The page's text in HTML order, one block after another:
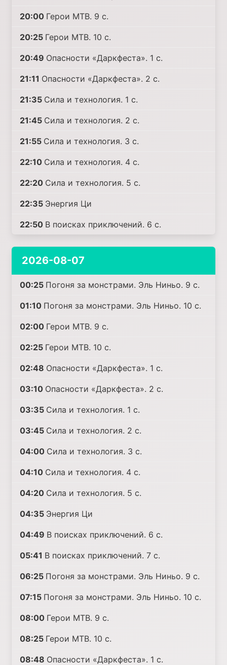
20:00 Герои MTB. 9 с.
20:25 Герои MTB. 10 с.
20:49 Опасности «Даркфеста». 1 с.
21:11 Опасности «Даркфеста». 2 с.
21:35 Сила и технология. 1 с.
21:45 Сила и технология. 2 с.
21:55 Сила и технология. 3 с.
22:10 Сила и технология. 4 с.
22:20 Сила и технология. 5 с.
22:35 Энергия Ци
22:50 В поисках приключений. 6 с.
2026-08-07
00:25 Погоня за монстрами. Эль Ниньо. 9 с.
01:10 Погоня за монстрами. Эль Ниньо. 10 с.
02:00 Герои MTB. 9 с.
02:25 Герои MTB. 10 с.
02:48 Опасности «Даркфеста». 1 с.
03:10 Опасности «Даркфеста». 2 с.
03:35 Сила и технология. 1 с.
03:45 Сила и технология. 2 с.
04:00 Сила и технология. 3 с.
04:10 Сила и технология. 4 с.
04:20 Сила и технология. 5 с.
04:35 Энергия Ци
04:49 В поисках приключений. 6 с.
05:41 В поисках приключений. 7 с.
06:25 Погоня за монстрами. Эль Ниньо. 9 с.
07:15 Погоня за монстрами. Эль Ниньо. 10 с.
08:00 Герои MTB. 9 с.
08:25 Герои MTB. 10 с.
08:48 Опасности «Даркфеста». 1 с.